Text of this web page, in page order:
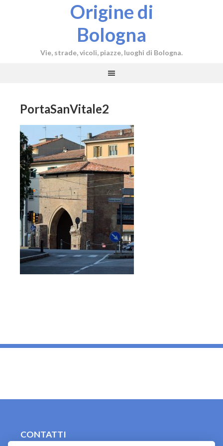
Origine di
Bologna
Vie, strade, vicoli, piazze, luoghi di Bologna.
PortaSanVitale2
CONTATTI